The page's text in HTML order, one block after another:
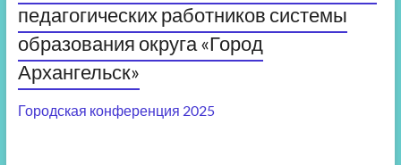
педагогических работников системы
образования округа «Город
Архангельск»
Городская конференция 2025